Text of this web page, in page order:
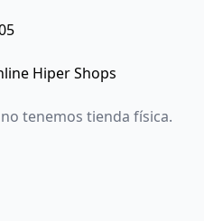
Hiper Shops
tenemos tienda física.